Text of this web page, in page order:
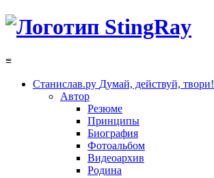
≡
Станислав.ру Думай, действуй, твори!
Автор
Резюме
Принципы
Биография
Фотоальбом
Видеоархив
Родина